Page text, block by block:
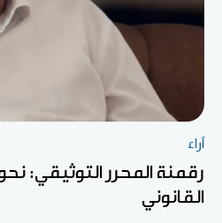
آراء
رقمنة المحرر التوثيقي:
القانوني